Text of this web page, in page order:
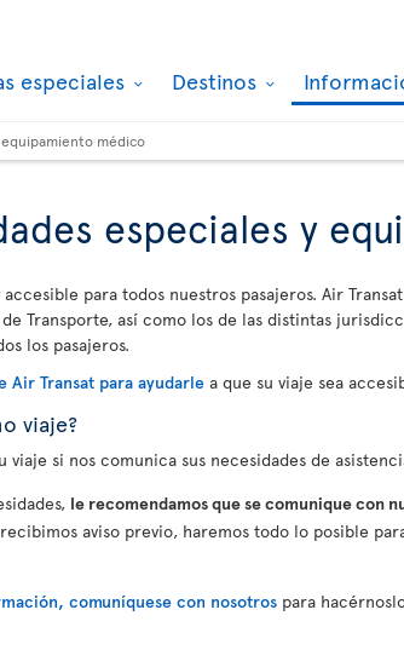
especiales Destinos
médico
especiales y
para todos nuestros pasajeros. Air
Transporte, así como los de las distintas
los pasajeros.
Transat para ayudarle a que su viaje sea
viaje?
si nos comunica sus necesidades de
le recomendamos que se comunique con
aviso previo, haremos todo lo posible
comuníquese con nosotros para